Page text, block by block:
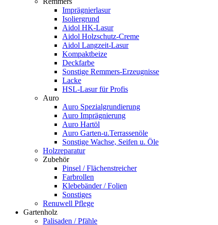
Imprägnierlasur
Isoliergrund
Aidol HK-Lasur
Aidol Holzschutz-Creme
Aidol Langzeit-Lasur
Kompaktbeize
Deckfarbe
Sonstige Remmers-Erzeugnisse
Lacke
HSL-Lasur für Profis
Auro
Auro Spezialgrundierung
Auro Imprägnierung
Auro Hartöl
Auro Garten-u.Terrassenöle
Sonstige Wachse, Seifen u. Öle
Holzreparatur
Zubehör
Pinsel / Flächenstreicher
Farbrollen
Klebebänder / Folien
Sonstiges
Renuwell Pflege
Gartenholz
Palisaden / Pfähle